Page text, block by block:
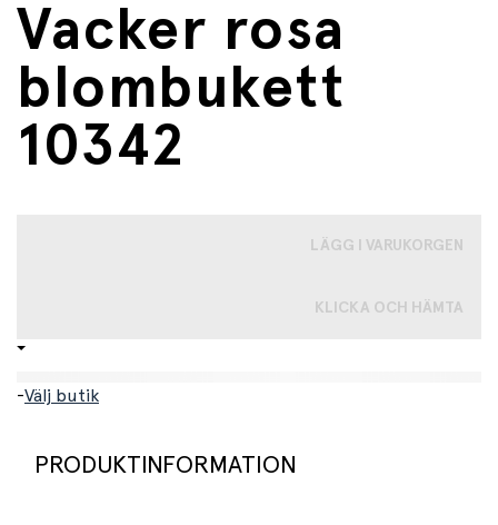
Vacker rosa
blombukett
10342
LÄGG I VARUKORGEN
KLICKA OCH HÄMTA
-Välj butik
PRODUKTINFORMATION